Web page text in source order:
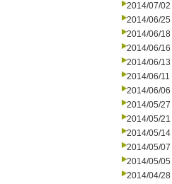
2014/07/02
2014/06/25
2014/06/18
2014/06/16
2014/06/13
2014/06/11
2014/06/06
2014/05/27
2014/05/21
2014/05/14
2014/05/07
2014/05/05
2014/04/28